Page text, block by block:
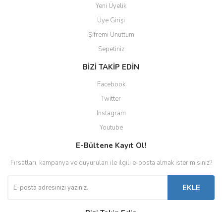
Yeni Üyelik
Üye Girişi
Şifremi Unuttum
Sepetiniz
BİZİ TAKİP EDİN
Facebook
Twitter
Instagram
Youtube
E-Bültene Kayıt Ol!
Fırsatları, kampanya ve duyuruları ile ilgili e-posta almak ister misiniz?
EKLE